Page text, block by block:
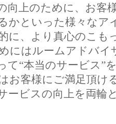
上のために、お客
かといった様々なア
に、より真心のこも
にはルームアドバイ
て“本当のサービス”
お客様にご満足頂け
ービスの向上を両輪